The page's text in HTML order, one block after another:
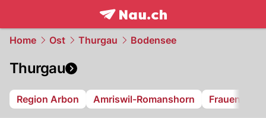
frontpage.NAU.ch
Home Ost Thurgau Bodensee
Thurgau
Region Arbon Amriswil-Romanshorn Frauenfeld